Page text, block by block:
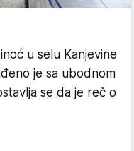
u selu Kanjevine
je sa ubodnom
se da je reč o